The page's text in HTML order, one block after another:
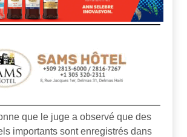
que le juge a observé que des
importants sont enregistrés dans